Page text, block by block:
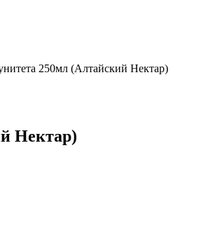
250мл (Алтайский Нектар)
Нектар)